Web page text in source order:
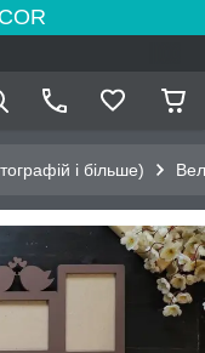
і більше)